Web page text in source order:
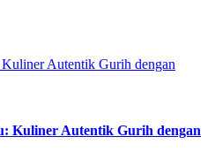
Autentik Gurih dengan
Kuliner Autentik Gurih dengan